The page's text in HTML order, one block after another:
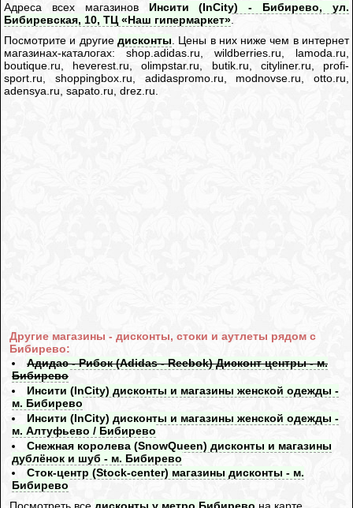
Адреса всех магазинов Инсити (InCity) - Бибирево, ул.
Бибиревская, 10, ТЦ «Наш гипермаркет».
Посмотрите и другие дисконты. Цены в них ниже чем в интернет
магазинах-каталогах: shop.adidas.ru, wildberries.ru, lamoda.ru,
boutique.ru, heverest.ru, olimpstar.ru, butik.ru, cityliner.ru, profi-
sport.ru, shoppingbox.ru, adidaspromo.ru, modnovse.ru, otto.ru,
adensya.ru, sapato.ru, drez.ru.
Другие магазины - дисконты, стоки и аутлеты рядом с
Бибирево:
Адидас - Рибок (Adidas - Reebok) Дисконт центры - м.
Бибирево
Инсити (InCity) дисконты и магазины женской одежды -
м. Бибирево
Инсити (InCity) дисконты и магазины женской одежды -
м. Алтуфьево / Бибирево
Снежная королева (SnowQueen) дисконты и магазины
дублёнок и шуб - м. Бибирево
Сток-центр (Stock-center) магазины дисконты - м.
Бибирево